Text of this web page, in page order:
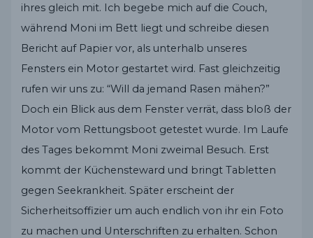
ihres gleich mit. Ich begebe mich auf die Couch,
während Moni im Bett liegt und schreibe diesen
Bericht auf Papier vor, als unterhalb unseres
Fensters ein Motor gestartet wird. Fast gleichzeitig
rufen wir uns zu: “Will da jemand Rasen mähen?”
Doch ein Blick aus dem Fenster verrät, dass bloß der
Motor vom Rettungsboot getestet wurde. Im Laufe
des Tages bekommt Moni zweimal Besuch. Erst
kommt der Küchensteward und bringt Tabletten
gegen Seekrankheit. Später erscheint der
Sicherheitsoffizier um auch endlich von ihr ein Foto
zu machen und Unterschriften zu erhalten. Schon